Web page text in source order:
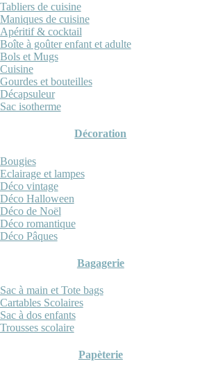
Tabliers de cuisine
Maniques de cuisine
Apéritif & cocktail
Boîte à goûter enfant et adulte
Bols et Mugs
Cuisine
Gourdes et bouteilles
Décapsuleur
Sac isotherme
Décoration
Bougies
Eclairage et lampes
Déco vintage
Déco Halloween
Déco de Noël
Déco romantique
Déco Pâques
Bagagerie
Sac à main et Tote bags
Cartables Scolaires
Sac à dos enfants
Trousses scolaire
Papèterie